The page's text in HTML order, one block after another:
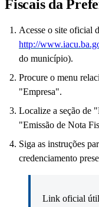
Fiscais da
Acesse o site oficial
http://
do município).
Procure o menu
"Empresa".
Localize a seção de
"Emissão de Nota
Siga as instruções
credenciamento
Link oficial